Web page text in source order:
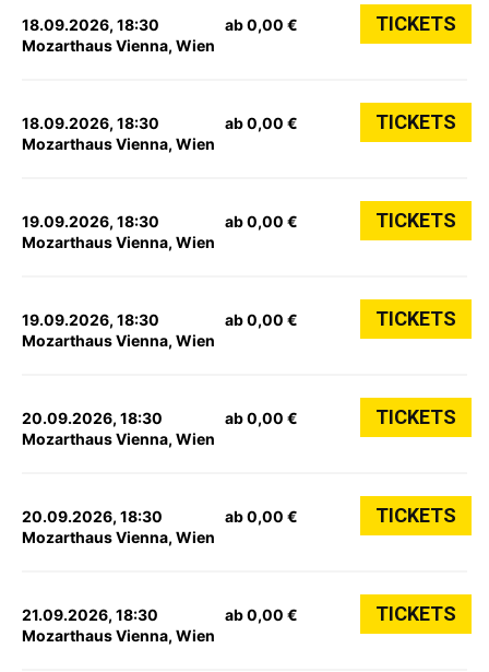
18.09.2026, 18:30
Mozarthaus Vienna, Wien
ab 0,00 € TICKETS
18.09.2026, 18:30
Mozarthaus Vienna, Wien
ab 0,00 € TICKETS
19.09.2026, 18:30
Mozarthaus Vienna, Wien
ab 0,00 € TICKETS
19.09.2026, 18:30
Mozarthaus Vienna, Wien
ab 0,00 € TICKETS
20.09.2026, 18:30
Mozarthaus Vienna, Wien
ab 0,00 € TICKETS
20.09.2026, 18:30
Mozarthaus Vienna, Wien
ab 0,00 € TICKETS
21.09.2026, 18:30
Mozarthaus Vienna, Wien
ab 0,00 € TICKETS